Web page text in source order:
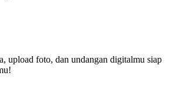
upload foto, dan undangan digitalmu siap